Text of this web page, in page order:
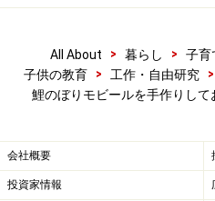
同じく胴部分のフエルトに
を、手芸用ボンドで貼りまし
All About > 暮らし > 子育
子供の教育
> 工作・自由研究 >
鯉のぼりモビールを手作りし
会社概要
投資家情報